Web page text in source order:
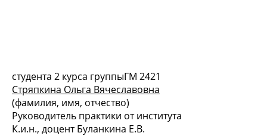
студента 2 курса группыГМ 2421
Стряпкина Ольга Вячеславовна
(фамилия, имя, отчество)
Руководитель практики от института
К.и.н., доцент Буланкина Е.В.